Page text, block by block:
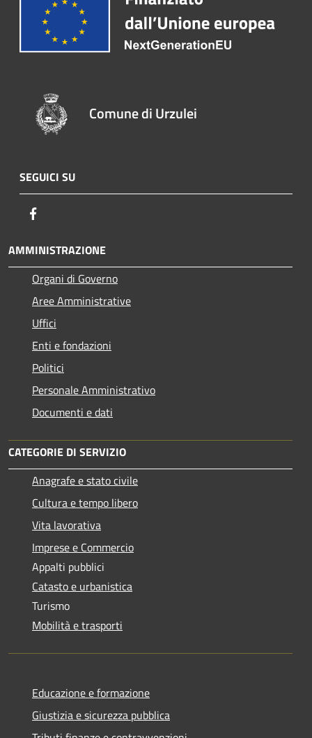
Comune di Urzulei
SEGUICI SU
AMMINISTRAZIONE
Organi di Governo
Aree Amministrative
Uffici
Enti e fondazioni
Politici
Personale Amministrativo
Documenti e dati
CATEGORIE DI SERVIZIO
Anagrafe e stato civile
Cultura e tempo libero
Vita lavorativa
Imprese e Commercio
Appalti pubblici
Catasto e urbanistica
Turismo
Mobilità e trasporti
Educazione e formazione
Giustizia e sicurezza pubblica